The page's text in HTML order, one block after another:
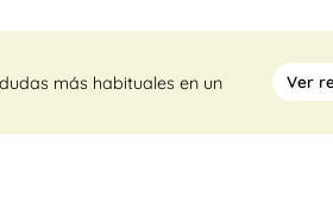
más habituales en un
Ver